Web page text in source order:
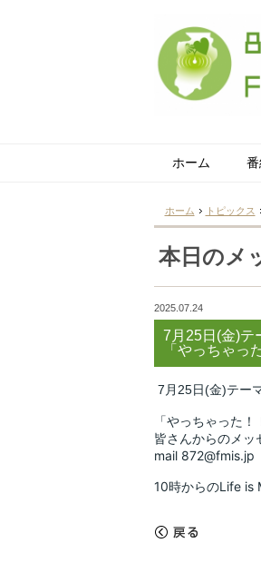
ホーム
ホーム トピックス
本日のメ
2025.07.24
7月25日(金)テ
「やっちゃっ
7月25日(金)テー
「やっちゃった！
皆さんからのメッ
mail
10時からのLife is